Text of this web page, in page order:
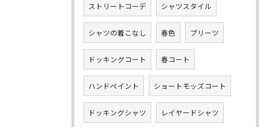
ストリートコーデ シャツスタイル
シャツの着こなし 春色 プリーツ
ドッキングコート 春コート
ハンドペイント ショートモッズコート
ドッキングシャツ レイヤードシャツ